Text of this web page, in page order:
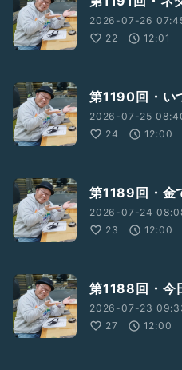
2026-07-26
22
12:01
第1190回・い
2026-07-25
24
12:00
第1189回・金
2026-07-24
23
12:00
第1188回・今
2026-07-23
27
12:00